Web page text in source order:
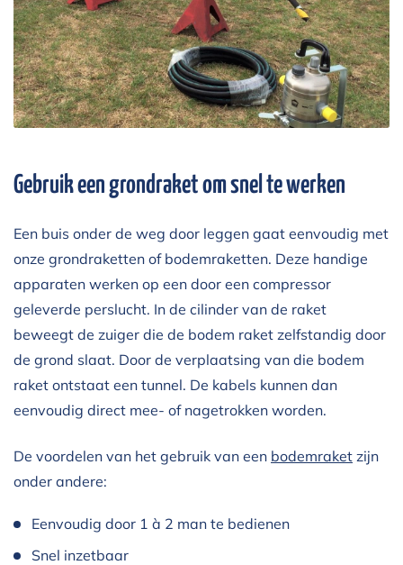
Gebruik een grondraket om snel te werken
Een buis onder de weg door leggen gaat eenvoudig met
onze grondraketten of bodemraketten. Deze handige
apparaten werken op een door een compressor
geleverde perslucht. In de cilinder van de raket
beweegt de zuiger die de bodem raket zelfstandig door
de grond slaat. Door de verplaatsing van die bodem
raket ontstaat een tunnel. De kabels kunnen dan
eenvoudig direct mee- of nagetrokken worden.
De voordelen van het gebruik van een bodemraket zijn
onder andere:
Eenvoudig door 1 à 2 man te bedienen
Snel inzetbaar